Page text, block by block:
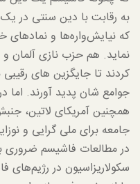
به رقابت با دین سنتی در
که نیایش‌واره‌ها و
نماید. هم حزب نازی
کردند تا جایگزین های
جوامع شان پدید آورند. اما
همچنین آمریکای لاتین،
جامعه برای ملی گرایی و
در مطالعات فاشیسم ضروری
سکولاریزاسیون در